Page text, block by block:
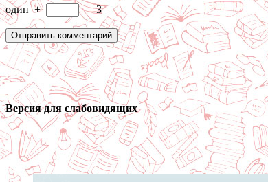
один + = 3
Версия для слабовидящих